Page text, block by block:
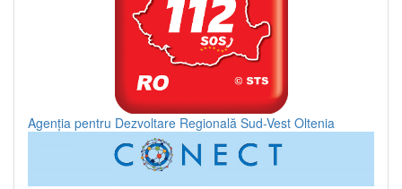
Agenția pentru Dezvoltare Regională Sud-Vest Oltenia